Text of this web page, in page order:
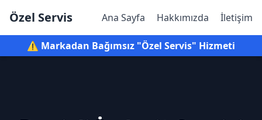
Özel Servis Ana Sayfa Hakkımızda İletişim
⚠️ Markadan Bağımsız "Özel Servis" Hizmeti